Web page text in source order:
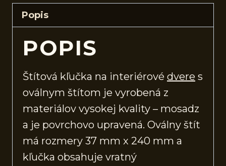
Popis
POPIS
Štítová kľučka na interiérové dvere s
oválnym štítom je vyrobená z
materiálov vysokej kvality – mosadz
a je povrchovo upravená. Oválny štít
má rozmery 37 mm x 240 mm a
kľučka obsahuje vratný